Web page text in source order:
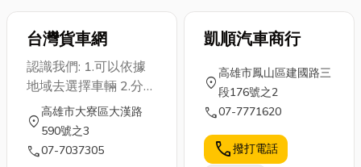
台灣貨車網
認識我們: 1.可以依據
地域去選擇車輛 2.分類
架構完整 3.開放 各家
中古貨車商行 進駐的
專業仲介平台 4.登入車
location_on
高雄市大寮區大漢路
590號之3
call07-7037305
凱順汽車商行
location_on
高雄市鳳山區建國路三
段176號之2
call07-7771620
call撥打電話